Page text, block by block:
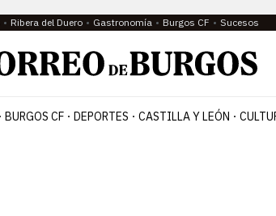
Ribera del Duero Gastronomía Burgos CF Sucesos
BURGOS CF DEPORTES CASTILLA Y LEÓN